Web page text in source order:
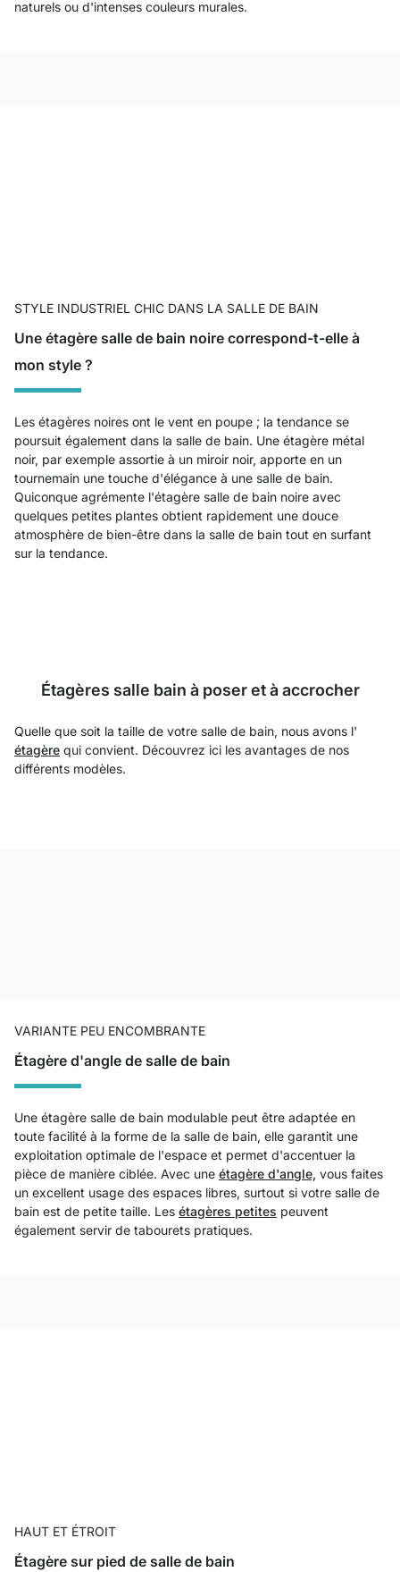
naturels ou d'intenses couleurs murales.
STYLE INDUSTRIEL CHIC DANS LA SALLE DE BAIN
Une étagère salle de bain noire correspond-t-elle à
mon style ?
Les étagères noires ont le vent en poupe ; la tendance se
poursuit également dans la salle de bain. Une étagère métal
noir, par exemple assortie à un miroir noir, apporte en un
tournemain une touche d'élégance à une salle de bain.
Quiconque agrémente l'étagère salle de bain noire avec
quelques petites plantes obtient rapidement une douce
atmosphère de bien-être dans la salle de bain tout en surfant
sur la tendance.
Étagères salle bain à poser et à accrocher
Quelle que soit la taille de votre salle de bain, nous avons l'
étagère qui convient. Découvrez ici les avantages de nos
différents modèles.
VARIANTE PEU ENCOMBRANTE
Étagère d'angle de salle de bain
Une étagère salle de bain modulable peut être adaptée en
toute facilité à la forme de la salle de bain, elle garantit une
exploitation optimale de l'espace et permet d'accentuer la
pièce de manière ciblée. Avec une étagère d'angle, vous faites
un excellent usage des espaces libres, surtout si votre salle de
bain est de petite taille. Les étagères petites peuvent
également servir de tabourets pratiques.
HAUT ET ÉTROIT
Étagère sur pied de salle de bain